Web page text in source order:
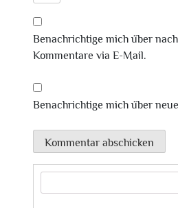
Benachrichtige mich über
Kommentare via E-Mail.
Benachrichtige mich über